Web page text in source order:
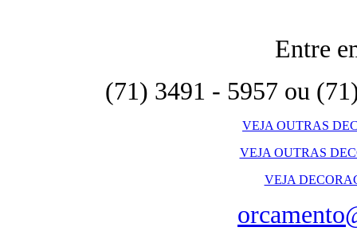
Entre
(71) 3491 - 5957 ou
VEJA OUTRAS
VEJA OUTRAS
VEJA